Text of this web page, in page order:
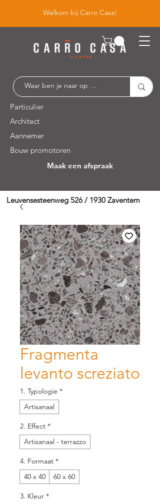
Welkom bij Carro Casa!
Particulier
Architect
Aannemer
Bouw promotoren
Maak een afspraak
Leuvensesteenweg 526 / 1930 Zaventem
Fragmenta
levanto screziato
1. Typologie *
Artisanaal
2. Effect *
Artisanaal - terrazzo
4. Formaat *
40 x 40
60 x 60
3. Kleur *